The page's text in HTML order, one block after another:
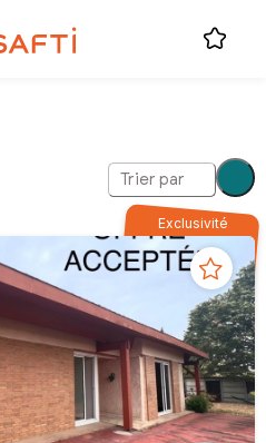
Trier par
Exclusivité